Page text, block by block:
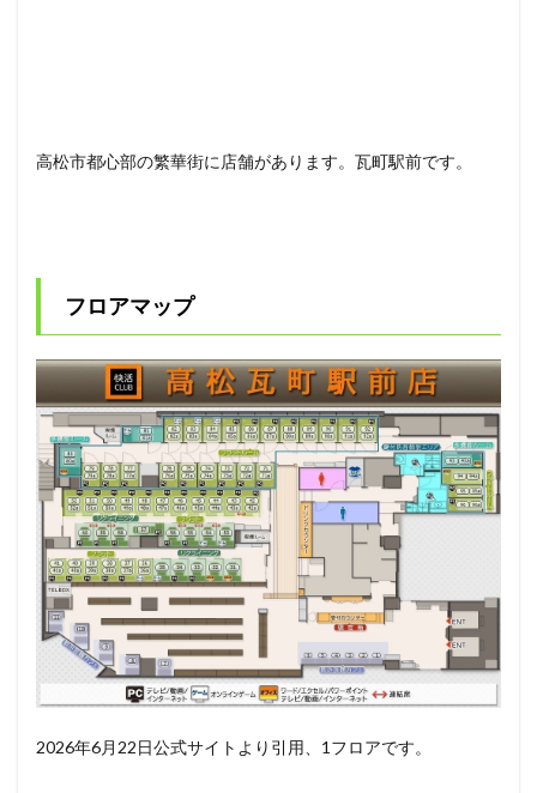
高松市都心部の繁華街に店舗があります。瓦町駅前です。
フロアマップ
2026年6月22日公式サイトより引用、1フロアです。